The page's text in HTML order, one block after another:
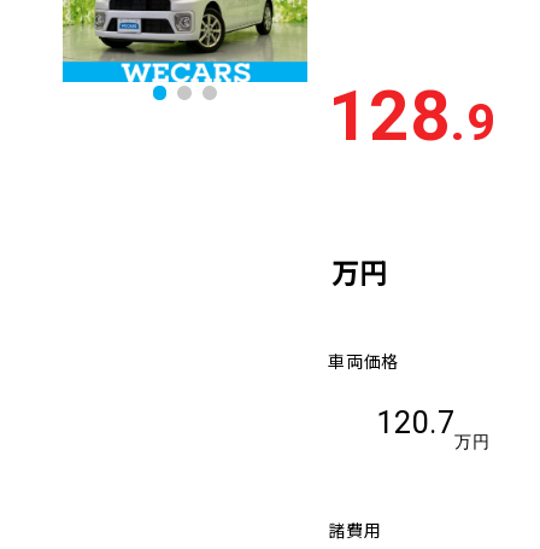
128.9
万円
車両価格
120.7
万円
諸費用